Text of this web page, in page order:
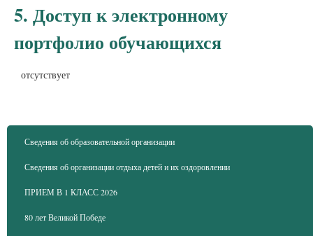
5. Доступ к электронному
портфолио обучающихся
отсутствует
Сведения об образовательной организации
Сведения об организации отдыха детей и их оздоровлении
ПРИЕМ В 1 КЛАСС 2026
80 лет Великой Победе